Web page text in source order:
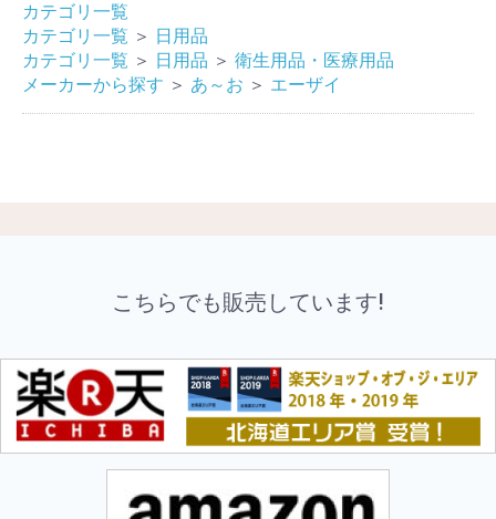
カテゴリ一覧
カテゴリ一覧 ＞ 日用品
カテゴリ一覧 ＞ 日用品 ＞ 衛生用品・医療用品
メーカーから探す ＞ あ～お ＞ エーザイ
こちらでも販売しています!